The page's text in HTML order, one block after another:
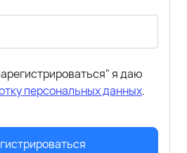
я даю
персональных данных.